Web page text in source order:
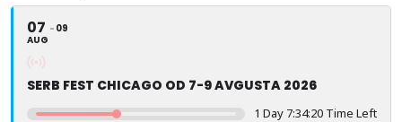
07
AUG
09
SERB FEST CHICAGO OD 7-9 AVGUSTA 2026
1 Day 7:34:20 Time Left